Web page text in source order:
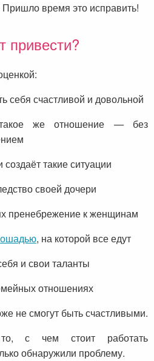
время это исправить!
привести?
себя счастливой и довольной
же отношение — без
такие ситуации
своей дочери
пренебрежение к женщинам
, на которой все едут
и свои таланты
отношениях
не смогут быть счастливыми.
с чем стоит работать
обнаружили проблему.